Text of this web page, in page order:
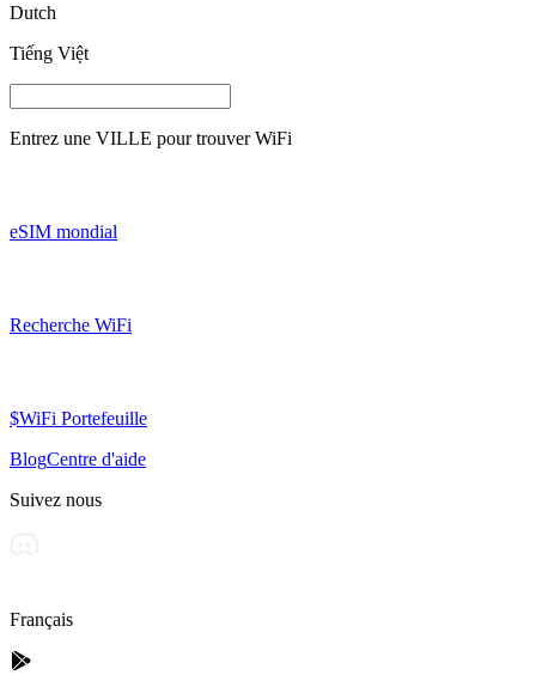
Dutch
Tiếng Việt
Entrez une VILLE pour trouver WiFi
eSIM mondial
Recherche WiFi
$WiFi Portefeuille
BlogCentre d'aide
Suivez nous
Français